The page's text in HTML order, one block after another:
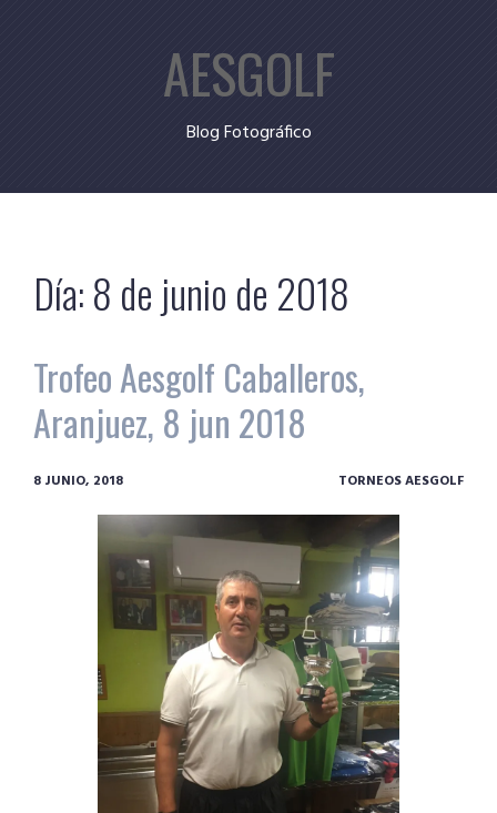
AESGOLF
Blog Fotográfico
Día:8 de junio de 2018
Trofeo Aesgolf Caballeros,
Aranjuez, 8 jun 2018
8 JUNIO, 2018 TORNEOS AESGOLF